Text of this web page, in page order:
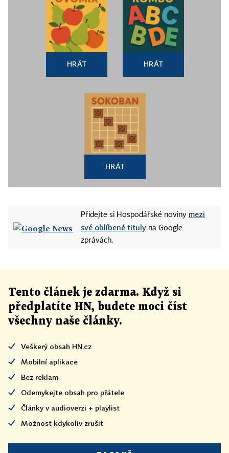
HRÁT HRÁT
HRÁT
Přidejte si Hospodářské noviny mezi
své oblíbené tituly na Google
zprávách.
Tento článek je zdarma. Když si
předplatíte HN, budete moci číst
všechny naše články.
Veškerý obsah HN.cz
Mobilní aplikace
Bez reklam
Odemykejte obsah pro přátele
Články v audioverzi + playlist
Možnost kdykoliv zrušit